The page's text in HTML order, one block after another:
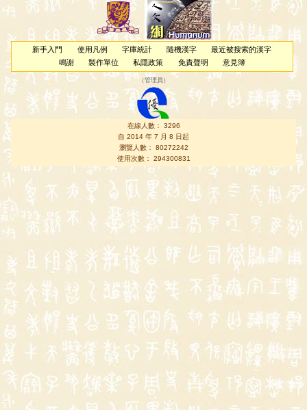
新手入門 使用凡例 字庫統計 隨機漢字
最近被搜索的漢字
鳴謝
製作單位 私隱政策 免責聲明 意見簿
（管理員 ）
在線人數： 3296
自 2014 年 7 月 8 日起
瀏覽人數： 80272242
使用次數： 294300831